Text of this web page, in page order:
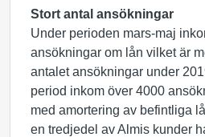
Stort antal ansökningar
Under perioden mars-maj
ansökningar om lån vilket är
antalet ansökningar under
period inkom över 4000
med amortering av befintliga
en tredjedel av Almis kunder